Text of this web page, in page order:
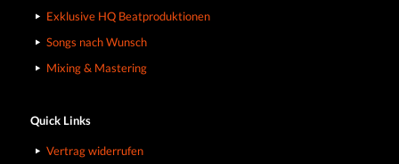
Exklusive HQ Beatproduktionen
Songs nach Wunsch
Mixing & Mastering
Quick Links
Vertrag widerrufen